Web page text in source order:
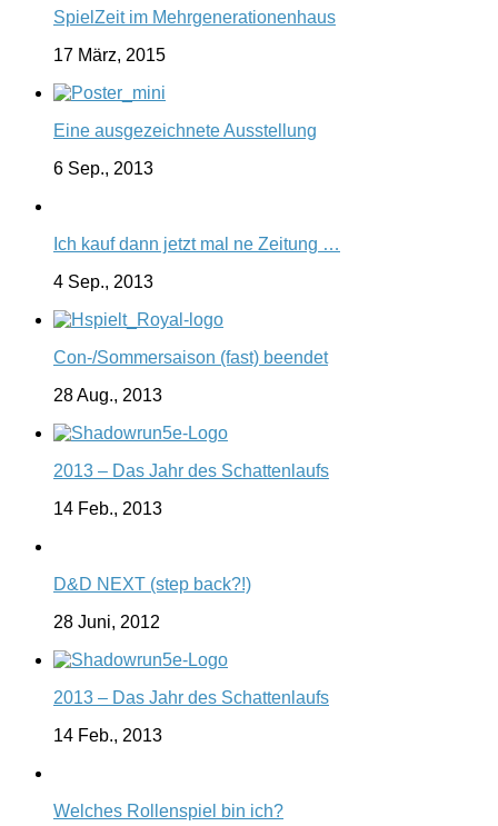
SpielZeit im Mehrgenerationenhaus
17 März, 2015
Eine ausgezeichnete Ausstellung
6 Sep., 2013
Ich kauf dann jetzt mal ne Zeitung …
4 Sep., 2013
Con-/Sommersaison (fast) beendet
28 Aug., 2013
2013 – Das Jahr des Schattenlaufs
14 Feb., 2013
D&D NEXT (step back?!)
28 Juni, 2012
2013 – Das Jahr des Schattenlaufs
14 Feb., 2013
Welches Rollenspiel bin ich?